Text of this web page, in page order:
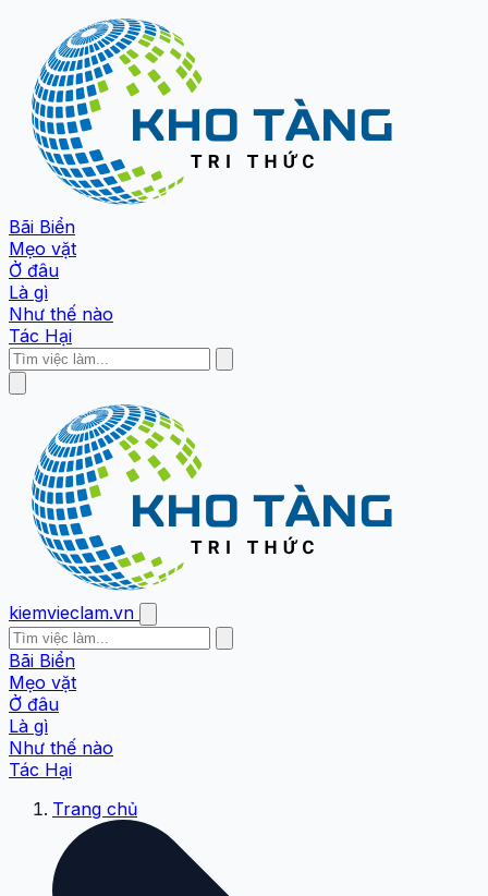
Bãi Biển
Mẹo vặt
Ở đâu
Là gì
Như thế nào
Tác Hại
kiemvieclam.vn
Bãi Biển
Mẹo vặt
Ở đâu
Là gì
Như thế nào
Tác Hại
Trang chủ